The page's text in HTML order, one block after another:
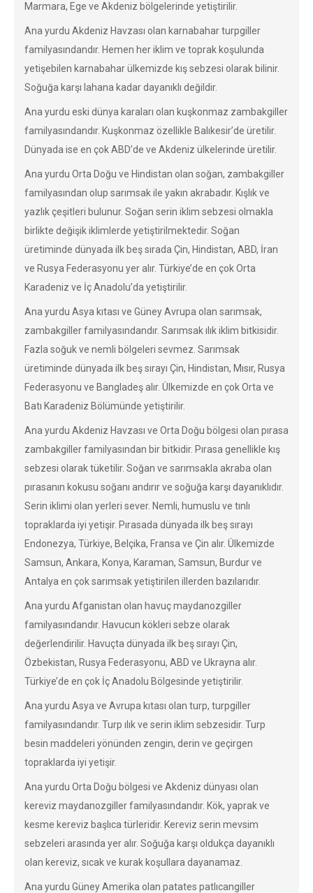
Marmara, Ege ve Akdeniz bölgelerinde yetiştirilir.
Ana yurdu Akdeniz Havzası olan karnabahar turpgiller
familyasındandır. Hemen her iklim ve toprak koşulunda
yetişebilen karnabahar ülkemizde kış sebzesi olarak bilinir.
Soğuğa karşı lahana kadar dayanıklı değildir.
Ana yurdu eski dünya karaları olan kuşkonmaz zambakgiller
familyasındandır. Kuşkonmaz özellikle Balıkesir’de üretilir.
Dünyada ise en çok ABD’de ve Akdeniz ülkelerinde üretilir.
Ana yurdu Orta Doğu ve Hindistan olan soğan, zambakgiller
familyasından olup sarımsak ile yakın akrabadır. Kışlık ve
yazlık çeşitleri bulunur. Soğan serin iklim sebzesi olmakla
birlikte değişik iklimlerde yetiştirilmektedir. Soğan
üretiminde dünyada ilk beş sırada Çin, Hindistan, ABD, İran
ve Rusya Federasyonu yer alır. Türkiye’de en çok Orta
Karadeniz ve İç Anadolu’da yetiştirilir.
Ana yurdu Asya kıtası ve Güney Avrupa olan sarımsak,
zambakgiller familyasındandır. Sarımsak ılık iklim bitkisidir.
Fazla soğuk ve nemli bölgeleri sevmez. Sarımsak
üretiminde dünyada ilk beş sırayı Çin, Hindistan, Mısır, Rusya
Federasyonu ve Bangladeş alır. Ülkemizde en çok Orta ve
Batı Karadeniz Bölümünde yetiştirilir.
Ana yurdu Akdeniz Havzası ve Orta Doğu bölgesi olan pırasa
zambakgiller familyasından bir bitkidir. Pırasa genellikle kış
sebzesi olarak tüketilir. Soğan ve sarımsakla akraba olan
pırasanın kokusu soğanı andırır ve soğuğa karşı dayanıklıdır.
Serin iklimi olan yerleri sever. Nemli, humuslu ve tınlı
topraklarda iyi yetişir. Pırasada dünyada ilk beş sırayı
Endonezya, Türkiye, Belçika, Fransa ve Çin alır. Ülkemizde
Samsun, Ankara, Konya, Karaman, Samsun, Burdur ve
Antalya en çok sarımsak yetiştirilen illerden bazılarıdır.
Ana yurdu Afganistan olan havuç maydanozgiller
familyasındandır. Havucun kökleri sebze olarak
değerlendirilir. Havuçta dünyada ilk beş sırayı Çin,
Özbekistan, Rusya Federasyonu, ABD ve Ukrayna alır.
Türkiye’de en çok İç Anadolu Bölgesinde yetiştirilir.
Ana yurdu Asya ve Avrupa kıtası olan turp, turpgiller
familyasındandır. Turp ılık ve serin iklim sebzesidir. Turp
besin maddeleri yönünden zengin, derin ve geçirgen
topraklarda iyi yetişir.
Ana yurdu Orta Doğu bölgesi ve Akdeniz dünyası olan
kereviz maydanozgiller familyasındandır. Kök, yaprak ve
kesme kereviz başlıca türleridir. Kereviz serin mevsim
sebzeleri arasında yer alır. Soğuğa karşı oldukça dayanıklı
olan kereviz, sıcak ve kurak koşullara dayanamaz.
Ana yurdu Güney Amerika olan patates patlıcangiller